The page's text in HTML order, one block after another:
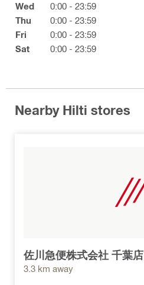
Wed
0:00 - 23:59
Thu
0:00 - 23:59
Fri
0:00 - 23:59
Sat
0:00 - 23:59
Nearby Hilti stores
佐川急便株式会社 千葉店
3.3 km away